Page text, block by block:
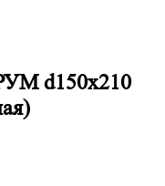
d150х210